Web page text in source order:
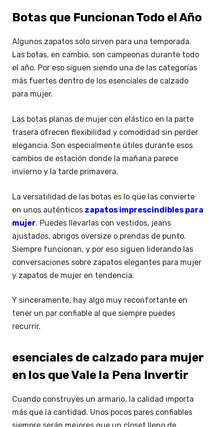
Botas que Funcionan Todo el Año
Algunos zapatos solo sirven para una temporada.
Las botas, en cambio, son campeonas durante todo
el año. Por eso siguen siendo una de las categorías
más fuertes dentro de los esenciales de calzado
para mujer.
Las botas planas de mujer con elástico en la parte
trasera ofrecen flexibilidad y comodidad sin perder
elegancia. Son especialmente útiles durante esos
cambios de estación donde la mañana parece
invierno y la tarde primavera.
La versatilidad de las botas es lo que las convierte
en unos auténticos zapatos imprescindibles para
mujer. Puedes llevarlas con vestidos, jeans
ajustados, abrigos oversize o prendas de punto.
Siempre funcionan, y por eso siguen liderando las
conversaciones sobre zapatos elegantes para mujer
y zapatos de mujer en tendencia.
Y sinceramente, hay algo muy reconfortante en
tener un par confiable al que siempre puedes
recurrir.
esenciales de calzado para mujer
en los que Vale la Pena Invertir
Cuando construyes un armario, la calidad importa
más que la cantidad. Unos pocos pares confiables